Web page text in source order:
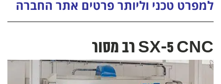
למפרט טכני וליותר פרטים אתר החברה
SX-5 CNC רב מסור